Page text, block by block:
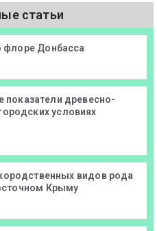
статьи
флоре Донбасса
древесно-
условиях
видов рода
Крыму